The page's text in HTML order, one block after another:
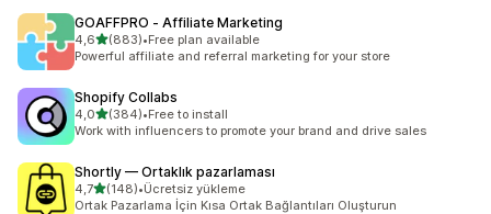
GOAFFPRO ‑ Affiliate Marketing
4,65 yıldız üzerinden
(883)
toplam 883 değerlendirme
•Free plan available
Powerful affiliate and referral marketing for your store
Shopify Collabs
4,05 yıldız üzerinden
(384)
toplam 384 değerlendirme
•Free to install
Work with influencers to promote your brand and drive sales
Shortly — Ortaklık pazarlaması
4,75 yıldız üzerinden
(148)
toplam 148 değerlendirme
•Ücretsiz yükleme
Ortak Pazarlama İçin Kısa Ortak Bağlantıları Oluşturun